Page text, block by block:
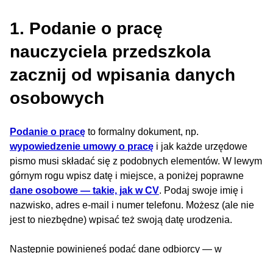
1. Podanie o pracę
nauczyciela przedszkola
zacznij od wpisania danych
osobowych
Podanie o pracę to formalny dokument, np.
wypowiedzenie umowy o pracę i jak każde urzędowe
pismo musi składać się z podobnych elementów. W lewym
górnym rogu wpisz datę i miejsce, a poniżej poprawne
dane osobowe — takie, jak w CV. Podaj swoje imię i
nazwisko, adres e-mail i numer telefonu. Możesz (ale nie
jest to niezbędne) wpisać też swoją datę urodzenia.
Następnie powinieneś podać dane odbiorcy — w